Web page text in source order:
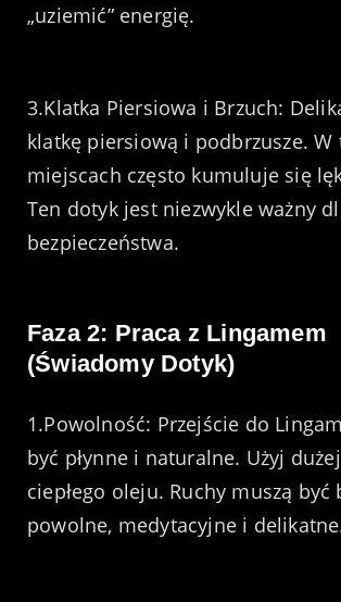
„uziemić” energię.
3.Klatka Piersiowa i Brzuch:
klatkę piersiową i podbrzusze. W
miejscach często kumuluje się
Ten dotyk jest niezwykle ważny
bezpieczeństwa.
Faza 2: Praca z Lingamem
(Świadomy Dotyk)
1.Powolność: Przejście do
być płynne i naturalne. Użyj
ciepłego oleju. Ruchy muszą być
powolne, medytacyjne i